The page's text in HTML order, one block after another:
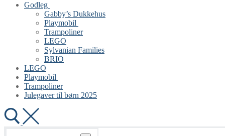
Godleg
Gabby’s Dukkehus
Playmobil
Trampoliner
LEGO
Sylvanian Families
BRIO
LEGO
Playmobil
Trampoliner
Julegaver til børn 2025